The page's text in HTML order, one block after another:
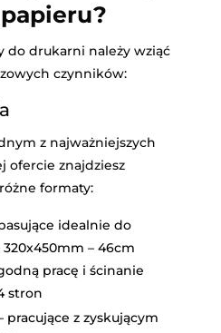
do drukarni należy wziąć
czynników:
z najważniejszych
ofercie znajdziesz
formaty:
idealnie do
320x450mm – 46cm
pracę i ścinanie
stron
z zyskującym